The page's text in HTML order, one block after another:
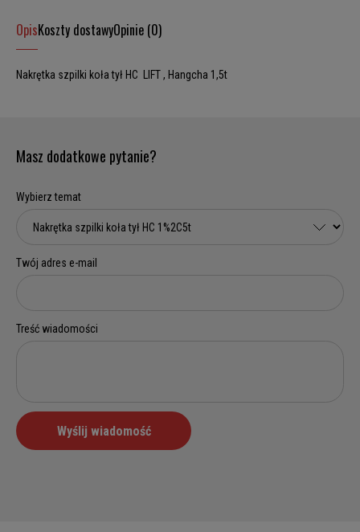
OpisKoszty dostawyOpinie (0)
Nakrętka szpilki koła tył HC LIFT , Hangcha 1,5t
Masz dodatkowe pytanie?